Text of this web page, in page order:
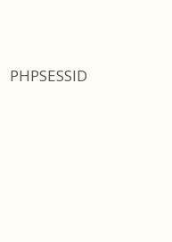
PHPSESSID